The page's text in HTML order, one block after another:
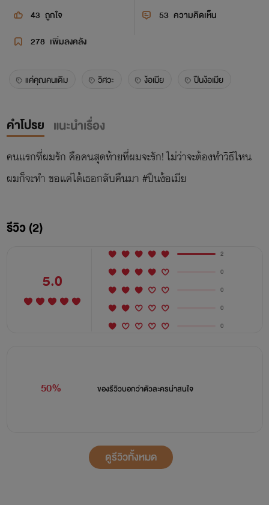
43 ถูกใจ 53 ความคิดเห็น
278 เพิ่มลงคลัง
แค่คุณคนเดิม วิศวะ ง้อเมีย ปืนง้อเมีย
คำโปรย แนะนำเรื่อง
คนแรกที่ผมรัก คือคนสุดท้ายที่ผมจะรัก! ไม่ว่าจะต้องทำวิธีไหน
ผมก็จะทำ ขอแค่ได้เธอกลับคืนมา #ปืนง้อเมีย
รีวิว (2)
5.0
2
0
0
0
0
50% ของรีวิวบอกว่าตัวละครน่าสนใจ
ดูรีวิวทั้งหมด